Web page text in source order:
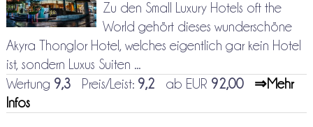
Zu den Small Luxury Hotels oft the
World gehört dieses wunderschöne
Akyra Thonglor Hotel, welches eigentlich gar kein Hotel
ist, sondern Luxus Suiten ...
Wertung 9,3 Preis/Leist: 9,2 ab EUR 92,00
⇒Mehr
Infos